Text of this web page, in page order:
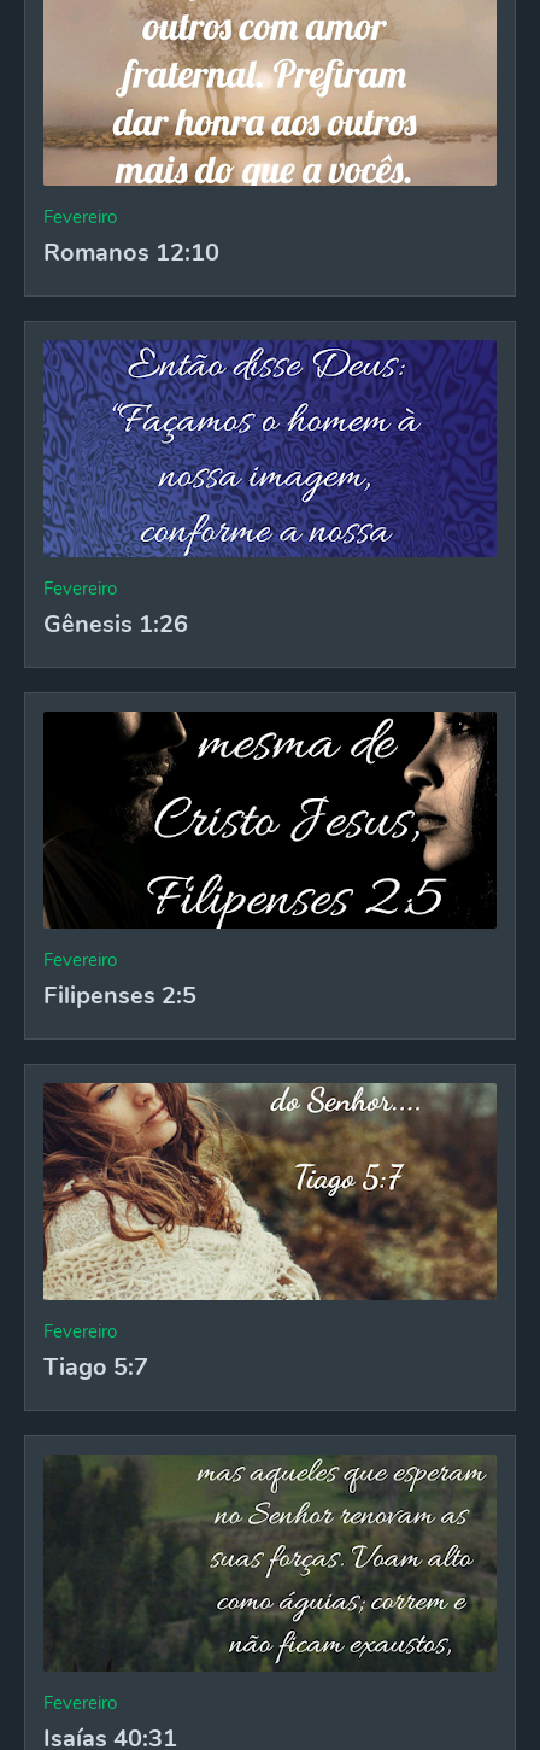
Fevereiro
Romanos 12:10
Fevereiro
Gênesis 1:26
Fevereiro
Filipenses 2:5
Fevereiro
Tiago 5:7
Fevereiro
Isaías 40:31